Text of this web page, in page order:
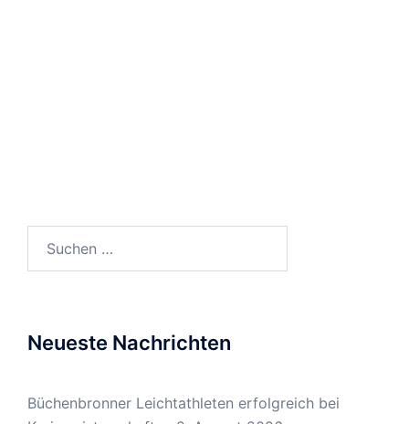
Neueste Nachrichten
Büchenbronner Leichtathleten erfolgreich bei